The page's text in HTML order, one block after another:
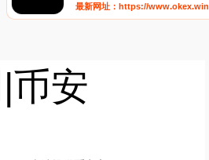
最新网址：https://www.okex.win
币安